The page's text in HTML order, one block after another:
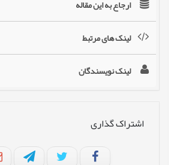
ارجاع به این مقاله
لینک های مرتبط
لینک نویسندگان
اشتراک گذاری